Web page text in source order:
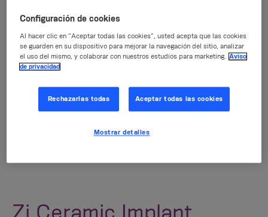
Elija la opción que mejor
se adapte a sus
necesidades: desdecursos en línea,
hasta seminarios web en
directoo
directo.
posibilidad de versesiones bajo demanda
Configuración de cookies
Al hacer clic en “Aceptar todas las cookies”, usted acepta que las cookies
se guarden en su dispositivo para mejorar la navegación del sitio, analizar
el uso del mismo, y colaborar con nuestros estudios para marketing. Aviso
de privacidad
Rechazarlas todas Aceptar todas las cookies
Mostrar detalles